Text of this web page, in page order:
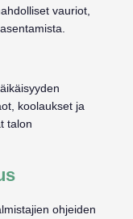
vauriot,
koolaukset ja
talon
ohjeiden